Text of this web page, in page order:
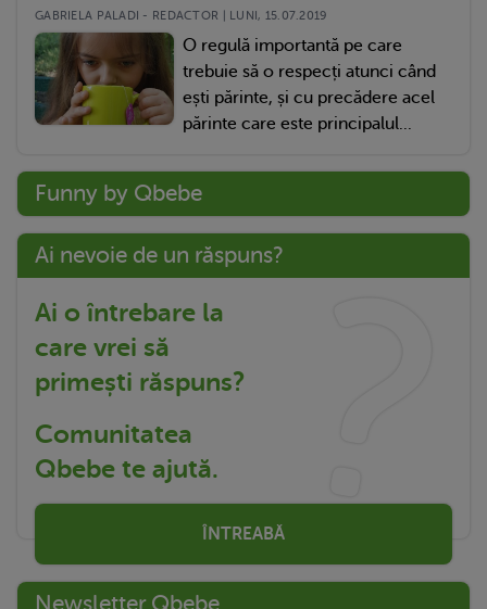
GABRIELA PALADI - REDACTOR | LUNI, 15.07.2019
O regulă importantă pe care
trebuie să o respecți atunci când
ești părinte, și cu precădere acel
părinte care este principalul...
Funny by Qbebe
Ai nevoie de un răspuns?
Ai o întrebare la
care vrei să
primești răspuns?
Comunitatea
Qbebe te ajută.
ÎNTREABĂ
Newsletter Qbebe